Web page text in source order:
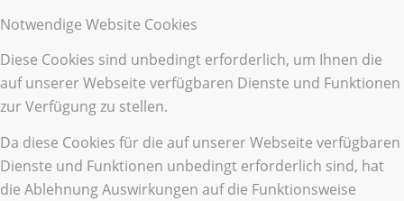
Notwendige Website Cookies
Diese Cookies sind unbedingt erforderlich, um Ihnen die
auf unserer Webseite verfügbaren Dienste und Funktionen
zur Verfügung zu stellen.
Da diese Cookies für die auf unserer Webseite verfügbaren
Dienste und Funktionen unbedingt erforderlich sind, hat
die Ablehnung Auswirkungen auf die Funktionsweise